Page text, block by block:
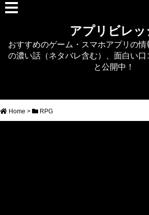
デタリキZ
アナザーエデン
RTS/MOBA
アプリビレッ
おすすめのゲーム・スマホアプリの
の濃い話（ネタバレ含む）、面白い口
と公開中！
Home > RPG